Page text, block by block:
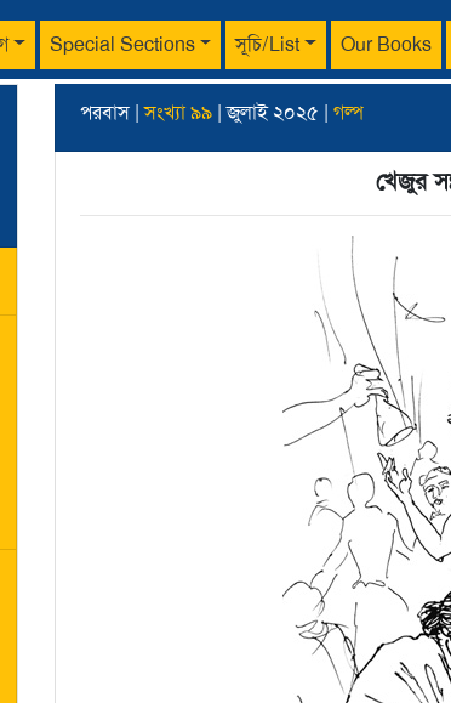
Special Sections সূচি/List Our Books
পরবাস |সংখ্যা ৯৯ | জুলাই ২০২৫ | গল্প
খেজুর